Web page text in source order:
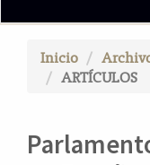
n
c
C
Inicio
ARTÍCULOS